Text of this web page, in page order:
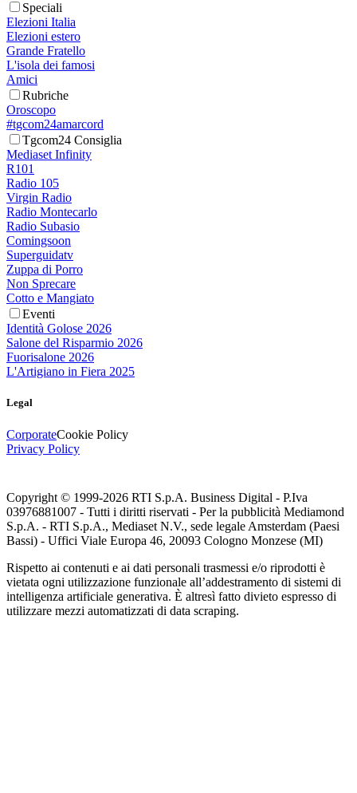
Speciali
Elezioni Italia
Elezioni estero
Grande Fratello
L'isola dei famosi
Amici
Rubriche
Oroscopo
#tgcom24amarcord
Tgcom24 Consiglia
Mediaset Infinity
R101
Radio 105
Virgin Radio
Radio Montecarlo
Radio Subasio
Comingsoon
Superguidatv
Zuppa di Porro
Non Sprecare
Cotto e Mangiato
Eventi
Identità Golose 2026
Salone del Risparmio 2026
Fuorisalone 2026
L'Artigiano in Fiera 2025
Legal
CorporateCookie Policy
Privacy Policy
Copyright © 1999-2026 RTI S.p.A. Business Digital - P.Iva
03976881007 - Tutti i diritti riservati - Per la pubblicità Mediamond
S.p.A. - RTI S.p.A., Mediaset N.V., sede legale Amsterdam (Paesi
Bassi) - Uffici Viale Europa 46, 20093 Cologno Monzese (MI)
Rispetto ai contenuti e ai dati personali trasmessi e/o riprodotti è
vietata ogni utilizzazione funzionale all’addestramento di sistemi di
intelligenza artificiale generativa. È altresì fatto divieto espresso di
utilizzare mezzi automatizzati di data scraping.